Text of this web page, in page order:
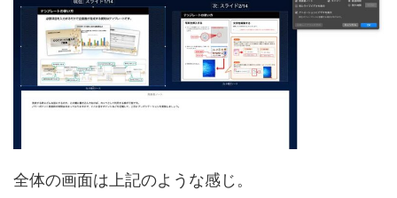
全体の画面は上記のような感じ。